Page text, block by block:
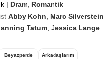
| Dram Romantik
Abby Kohn
Marc Silverstein
Tatum Jessica Lange
Beyazperde Arkadaşlarım